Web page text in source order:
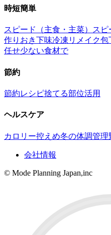
時短簡単
スピード（主食・主菜） スピ
作りおき下味冷凍 リメイク包
任せ少ない食材で
節約
節約レシピ捨てる部位活用
ヘルスケア
カロリー控えめ冬の体調管理
会社情報
© Mode Planning Japan,inc